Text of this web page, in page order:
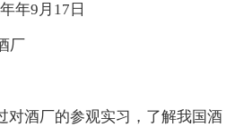
年9月17日
厂
对酒厂的参观实习，了解我国酒